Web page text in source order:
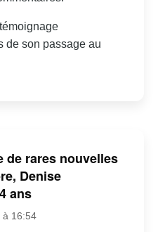
de son passage au
de rares nouvelles
Denise
ans
à 16:54